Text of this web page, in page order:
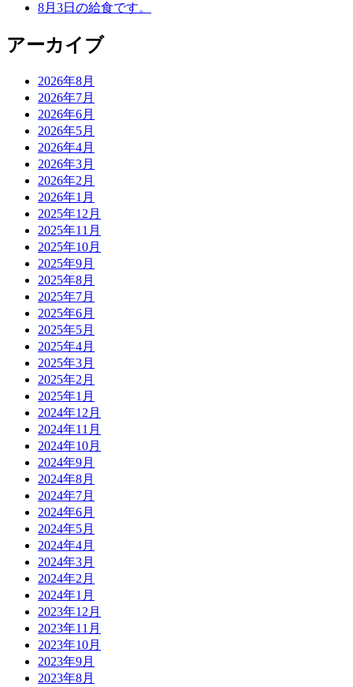
8月3日の給食です。
アーカイブ
2026年8月
2026年7月
2026年6月
2026年5月
2026年4月
2026年3月
2026年2月
2026年1月
2025年12月
2025年11月
2025年10月
2025年9月
2025年8月
2025年7月
2025年6月
2025年5月
2025年4月
2025年3月
2025年2月
2025年1月
2024年12月
2024年11月
2024年10月
2024年9月
2024年8月
2024年7月
2024年6月
2024年5月
2024年4月
2024年3月
2024年2月
2024年1月
2023年12月
2023年11月
2023年10月
2023年9月
2023年8月